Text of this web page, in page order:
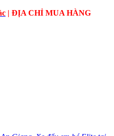
| ĐỊA CHỈ MUA HÀNG